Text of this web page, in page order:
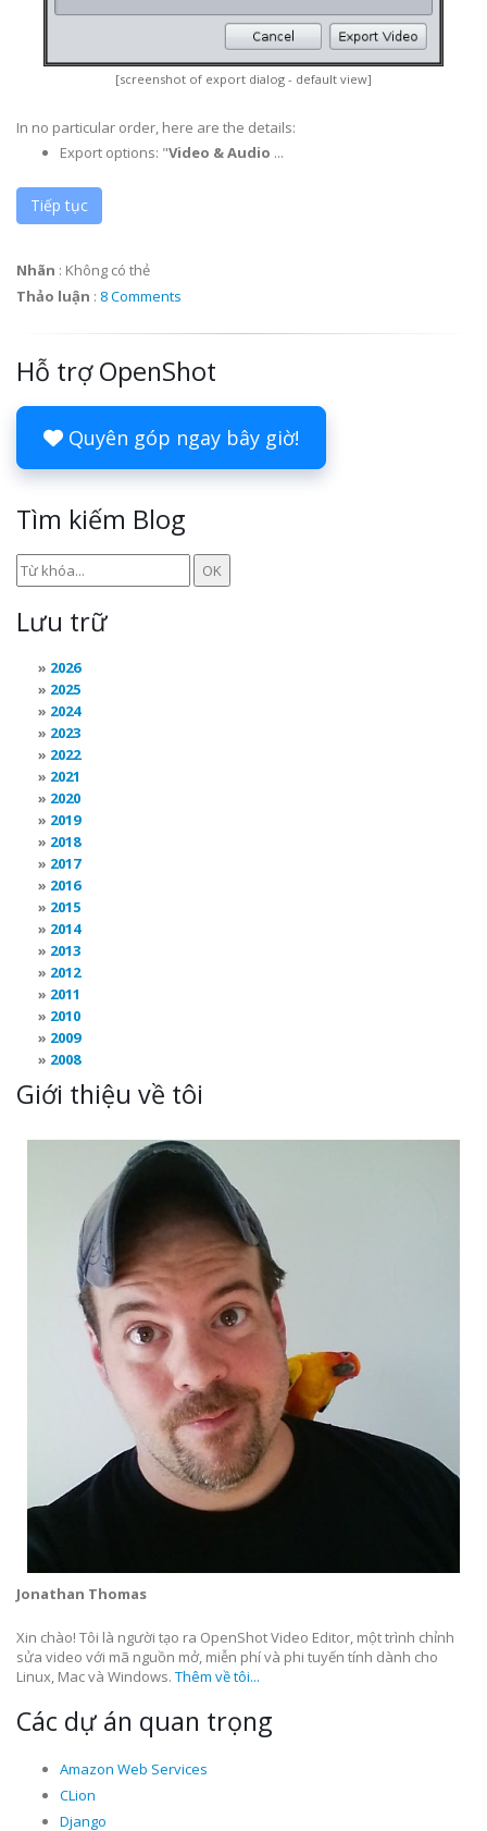
[screenshot of export dialog - default view]
In no particular order, here are the details:
Export options: "Video & Audio ...
Tiếp tục
Nhãn : Không có thẻ
Thảo luận : 8 Comments
Hỗ trợ OpenShot
Quyên góp ngay bây giờ!
Tìm kiếm Blog
Lưu trữ
2026
2025
2024
2023
2022
2021
2020
2019
2018
2017
2016
2015
2014
2013
2012
2011
2010
2009
2008
Giới thiệu về tôi
Jonathan Thomas
Xin chào! Tôi là người tạo ra OpenShot Video Editor, một trình chỉnh
sửa video với mã nguồn mở, miễn phí và phi tuyến tính dành cho
Linux, Mac và Windows. Thêm về tôi...
Các dự án quan trọng
Amazon Web Services
CLion
Django